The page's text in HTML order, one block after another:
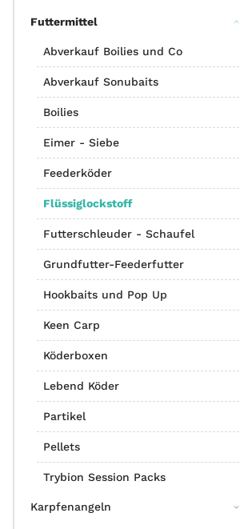
Futtermittel
Abverkauf Boilies und Co
Abverkauf Sonubaits
Boilies
Eimer - Siebe
Feederköder
Flüssiglockstoff
Futterschleuder - Schaufel
Grundfutter-Feederfutter
Hookbaits und Pop Up
Keen Carp
Köderboxen
Lebend Köder
Partikel
Pellets
Trybion Session Packs
Karpfenangeln